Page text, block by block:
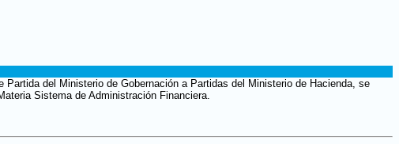
del Ministerio de Gobernación a Partidas del Ministerio de Hacienda, se
Sistema de Administración Financiera.